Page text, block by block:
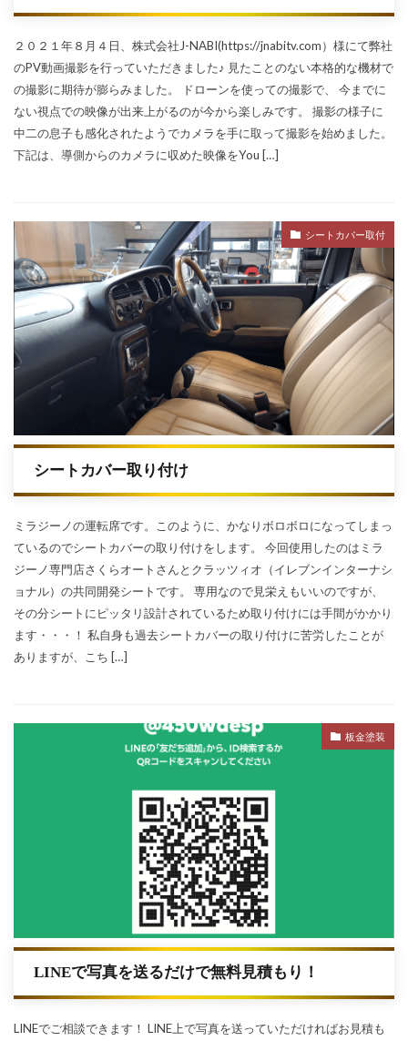
２０２１年８月４日、株式会社J-NABI(https://jnabitv.com）様にて弊社
のPV動画撮影を行っていただきました♪ 見たことのない本格的な機材で
の撮影に期待が膨らみました。 ドローンを使っての撮影で、 今までに
ない視点での映像が出来上がるのが今から楽しみです。 撮影の様子に
中二の息子も感化されたようでカメラを手に取って撮影を始めました。
下記は、導側からのカメラに収めた映像をYou […]
シートカバー取付
シートカバー取り付け
ミラジーノの運転席です。このように、かなりボロボロになってしまっ
ているのでシートカバーの取り付けをします。 今回使用したのはミラ
ジーノ専門店さくらオートさんとクラッツィオ（イレブンインターナシ
ョナル）の共同開発シートです。 専用なので見栄えもいいのですが、
その分シートにピッタリ設計されているため取り付けには手間がかかり
ます・・・！ 私自身も過去シートカバーの取り付けに苦労したことが
ありますが、こち […]
板金塗装
LINEで写真を送るだけで無料見積もり！
LINEでご相談できます！ LINE上で写真を送っていただければお見積も